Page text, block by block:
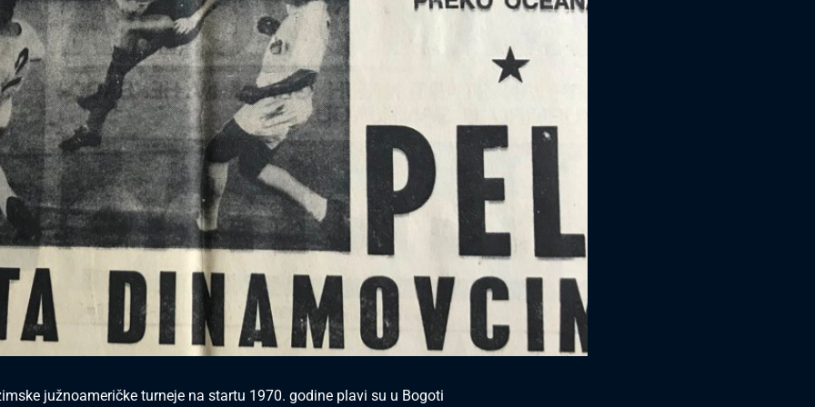
južnoameričke turneje na startu 1970. godine plavi su u Bogoti